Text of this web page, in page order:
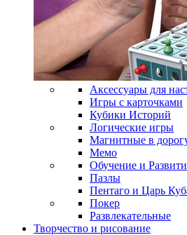
Аксессуары для
Игры с карточками
Кубики Историй
Логические игры
Магнитные в
Мемо
Обучение и
Пазлы
Пентаго и Царь
Покер
Развлекательные
Творчество и рисование